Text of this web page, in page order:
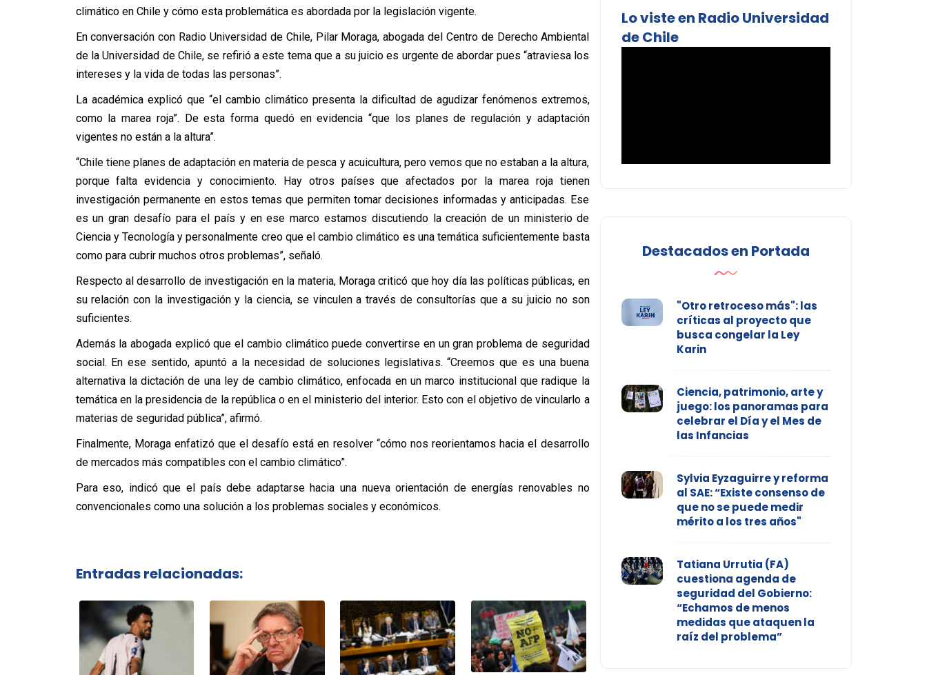
climático en Chile y cómo esta problemática es abordada por la legislación vigente.
En conversación con Radio Universidad de Chile, Pilar Moraga, abogada del Centro de Derecho Ambiental
de la Universidad de Chile, se refirió a este tema que a su juicio es urgente de abordar pues “atraviesa los
intereses y la vida de todas las personas”.
La académica explicó que “el cambio climático presenta la dificultad de agudizar fenómenos extremos,
como la marea roja”. De esta forma quedó en evidencia “que los planes de regulación y adaptación
vigentes no están a la altura”.
“Chile tiene planes de adaptación en materia de pesca y acuicultura, pero vemos que no estaban a la altura,
porque falta evidencia y conocimiento. Hay otros países que afectados por la marea roja tienen
investigación permanente en estos temas que permiten tomar decisiones informadas y anticipadas. Ese
es un gran desafío para el país y en ese marco estamos discutiendo la creación de un ministerio de
Ciencia y Tecnología y personalmente creo que el cambio climático es una temática suficientemente basta
como para cubrir muchos otros problemas”, señaló.
Respecto al desarrollo de investigación en la materia, Moraga criticó que hoy día las políticas públicas, en
su relación con la investigación y la ciencia, se vinculen a través de consultorías que a su juicio no son
suficientes.
Además la abogada explicó que el cambio climático puede convertirse en un gran problema de seguridad
social. En ese sentido, apuntó a la necesidad de soluciones legislativas. “Creemos que es una buena
alternativa la dictación de una ley de cambio climático, enfocada en un marco institucional que radique la
temática en la presidencia de la república o en el ministerio del interior. Esto con el objetivo de vincularlo a
materias de seguridad pública”, afirmó.
Finalmente, Moraga enfatizó que el desafío está en resolver “cómo nos reorientamos hacia el desarrollo
de mercados más compatibles con el cambio climático”.
Para eso, indicó que el país debe adaptarse hacia una nueva orientación de energías renovables no
convencionales como una solución a los problemas sociales y económicos.
Entradas relacionadas:
Lo viste en Radio Universidad
de Chile
Destacados en Portada
"Otro retroceso más": las
críticas al proyecto que
busca congelar la Ley
Karin
Ciencia, patrimonio, arte y
juego: los panoramas para
celebrar el Día y el Mes de
las Infancias
Sylvia Eyzaguirre y reforma
al SAE: “Existe consenso de
que no se puede medir
mérito a los tres años"
Tatiana Urrutia (FA)
cuestiona agenda de
seguridad del Gobierno:
“Echamos de menos
medidas que ataquen la
raíz del problema”